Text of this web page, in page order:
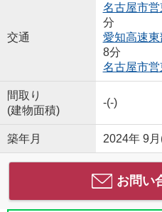
交通
名古屋市営
分
愛知高速
8分
名古屋市営
間取り
(建物面積)
-(-)
築年月 2024年 9
お問い